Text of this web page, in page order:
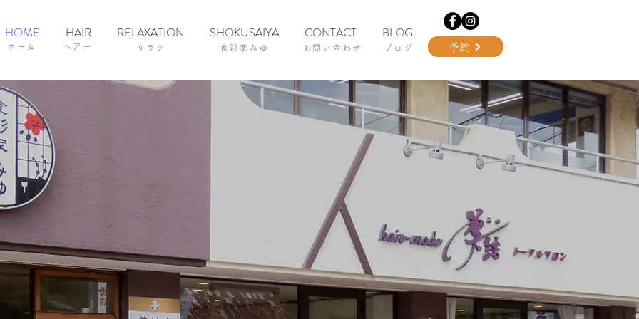
HOME HAIR RELAXATION SHOKUSAIYA CONTACT BLOG
ホーム ヘアー リラク お問い合わせ
食彩家みゆ ブログ 予約